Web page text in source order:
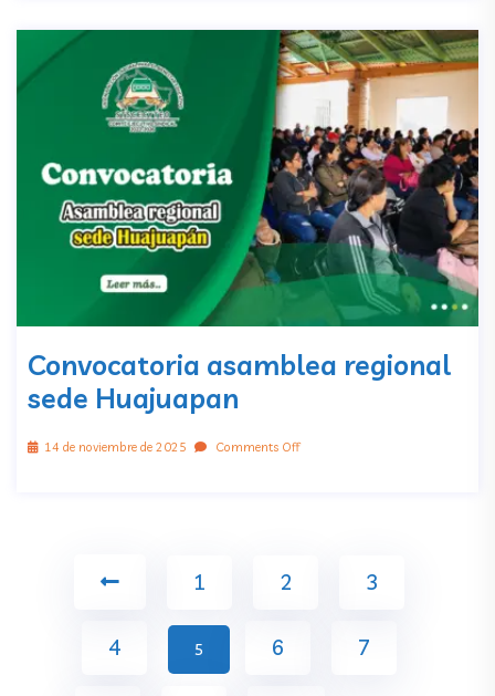
Convocatoria asamblea regional
sede Huajuapan
14 de noviembre de 2025 Comments Off
1 2 3
4 5 6 7